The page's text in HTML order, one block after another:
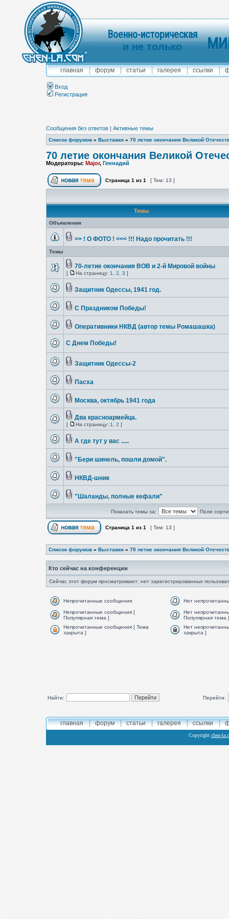
Военно-историческая
и не только
главная форум статьи галерея ссылки
Вход
Регистрация
Сообщения без ответов|Активные темы
Список форумов » Выставки » 70 летие окончания Великой
70 летие окончания Великой
Модераторы:Major,Геннадий
Страница1из1 [ Тем: 13 ]
Темы
Объявления
>> ! О ФОТО ! <<< !!! Надо прочитать !!!
Темы
70-летие окончания ВОВ и 2-й Мировой войны
[ На страницу: 1 2 3 ]
Защитник Одессы, 1941 год.
С Праздником Победы!
Оперативники НКВД (автор темы Ромашашка)
С Днем Победы!
Защитник Одессы-2
Пасха
Москва, октябрь 1941 года
Два красноармейца.
[ На страницу: 1 2 ]
А где тут у вас .....
"Бери шинель, пошли домой".
НКВД-шник
"Шаланды, полные кефали"
Показать темы за: Поле
Страница1из1 [ Тем: 13 ]
Список форумов » Выставки » 70 летие окончания Великой
Кто сейчас на конференции
Сейчас этот форум просматривают: нет зарегистрированных
Непрочитанные сообщения
Нет
Непрочитанные сообщения [
Популярная тема ]
Нет
Популярная тема ]
Непрочитанные сообщения [ Тема
закрыта ]
Нет
закрыта ]
Найти: Перейти:
главная форум статьи галерея ссылки
Copyright chen-